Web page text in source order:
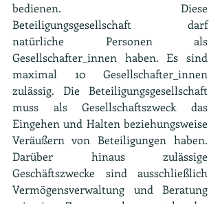
bedienen. Diese
Beteiligungsgesellschaft darf
natürliche Personen als
Gesellschafter_innen haben. Es sind
maximal 10 Gesellschafter_innen
zulässig. Die Beteiligungsgesellschaft
muss als Gesellschaftszweck das
Eingehen und Halten beziehungsweise
Veräußern von Beteiligungen haben.
Darüber hinaus zulässige
Geschäftszwecke sind ausschließlich
Vermögensverwaltung und Beratung